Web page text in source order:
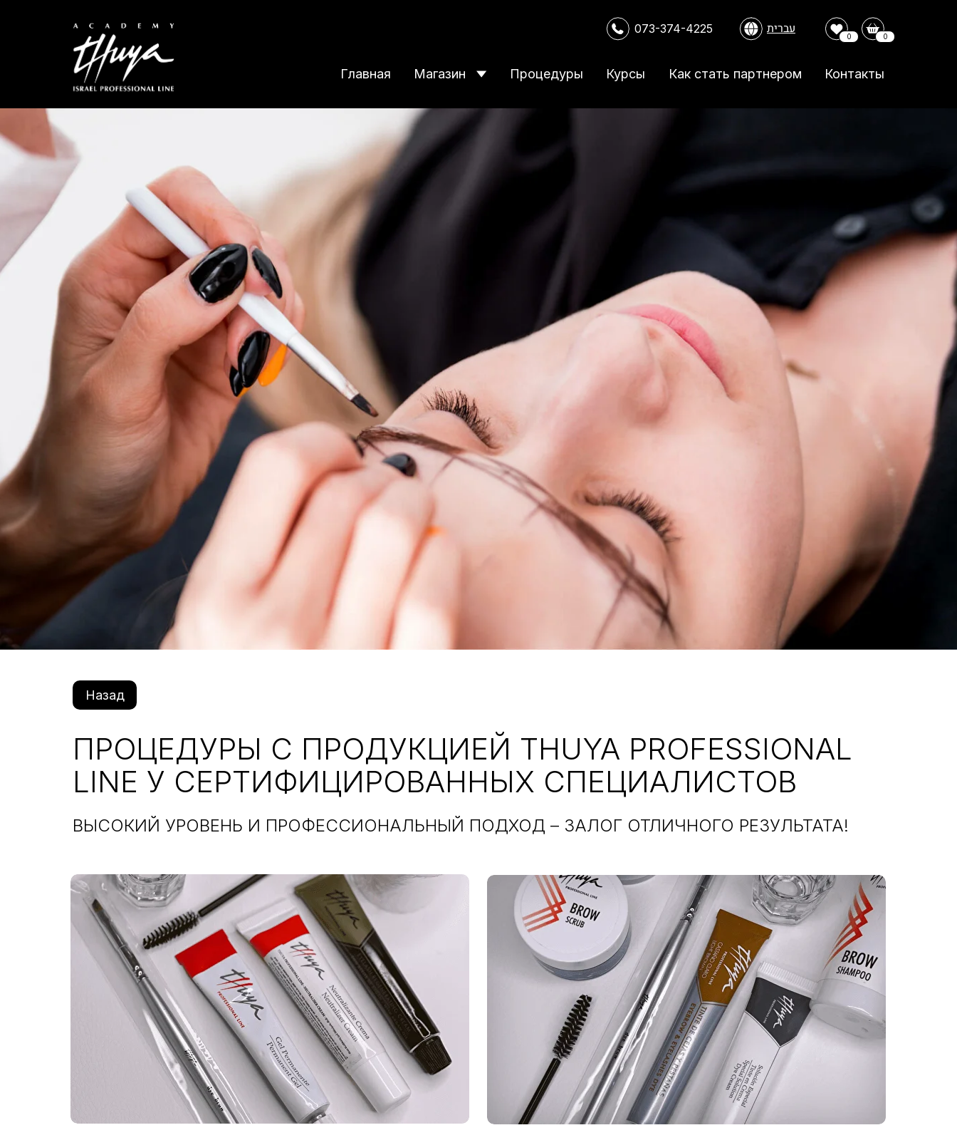
עברית
Главная Магазин Процедуры Курсы
0
Как стать партнером Контакты
073-374-4225
0
ВЫСОКИЙ УРОВЕНЬ И ПРОФЕССИОНАЛЬНЫЙ ПОДХОД – ЗАЛОГ ОТЛИЧНОГО РЕЗУЛЬТАТА!
ПРОЦЕДУРЫ С ПРОДУКЦИЕЙ THUYA PROFESSIONAL
LINE У СЕРТИФИЦИРОВАННЫХ СПЕЦИАЛИСТОВ
Назад